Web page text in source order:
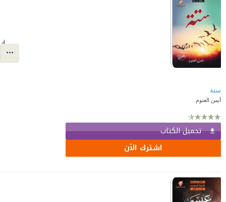
ستة
أيمن العتوم
تحميل الكتاب
اشترك الآن